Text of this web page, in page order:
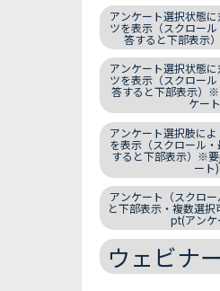
アンケート選択状態
ツを表示（スクロー
答すると下部表示
アンケート選択状態
ツを表示（スクロー
答すると下部表示）
ケー
アンケート選択肢に
を表示（スクロール
すると下部表示）※
ート)
アンケート（スクロ
と下部表示・複数選
pt(アンケ
ウェビナ